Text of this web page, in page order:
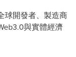
球開發者、製造商
與實體經濟